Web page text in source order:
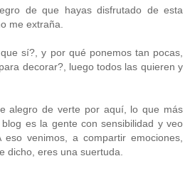
de que hayas disfrutado de esta
me extraña.
sí?, y por qué ponemos tan pocas,
decorar?, luego todos las quieren y
alegro de verte por aquí, lo que más
es la gente con sensibilidad y veo
venimos, a compartir emociones,
dicho, eres una suertuda.